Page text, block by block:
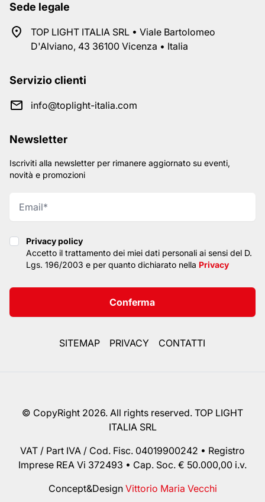
Sede legale
TOP LIGHT ITALIA SRL • Viale Bartolomeo
D'Alviano, 43 36100 Vicenza • Italia
Servizio clienti
info@toplight-italia.com
Newsletter
Iscriviti alla newsletter per rimanere aggiornato su eventi,
novità e promozioni
Privacy policy
Privacy policy
Accetto il trattamento dei miei dati personali ai sensi del D.
Lgs. 196/2003 e per quanto dichiarato nella Privacy
Conferma
SITEMAP PRIVACY CONTATTI
© CopyRight 2026. All rights reserved. TOP LIGHT
ITALIA SRL
VAT / Part IVA / Cod. Fisc. 04019900242 • Registro
Imprese REA Vi 372493 • Cap. Soc. € 50.000,00 i.v.
Concept&Design Vittorio Maria Vecchi